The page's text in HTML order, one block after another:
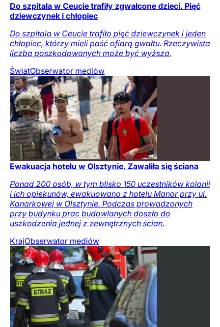
Do szpitala w Ceucie trafiły zgwałcone dzieci. Pięć
dziewczynek i chłopiec
Do szpitala w Ceucie trafiło pięć dziewczynek i jeden
chłopiec, którzy mieli paść ofiarą gwałtu. Rzeczywista
liczba poszkodowanych może być wyższa.
ŚwiatObserwator mediów
Ewakuacja hotelu w Olsztynie. Zawaliła się ściana
Ponad 200 osób, w tym blisko 150 uczestników kolonii
i ich opiekunów, ewakuowano z hotelu Manor przy ul.
Kanarkowej w Olsztynie. Podczas prowadzonych
przy budynku prac budowlanych doszło do
uszkodzenia jednej z zewnętrznych ścian.
KrajObserwator mediów